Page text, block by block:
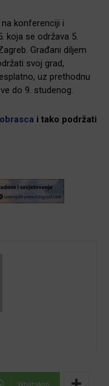
konferenciji i
koja se održava 5.
Građani diljem
svoj grad,
uz prethodnu
do 9. studenog.
obrasca i tako podržati
WhatsApp